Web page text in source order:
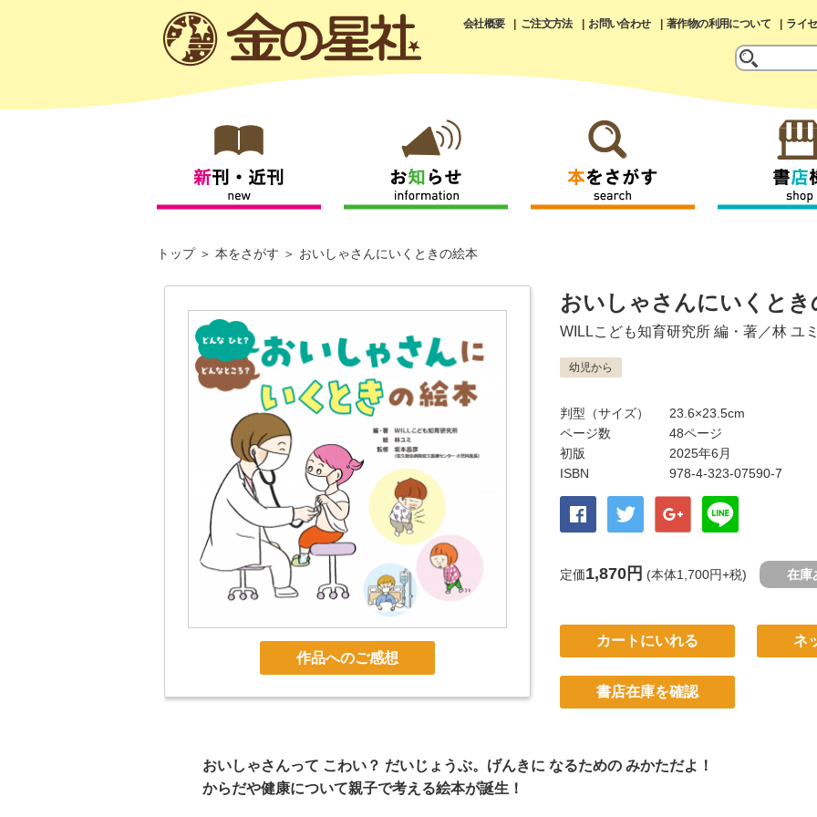
会社概要 ご注文方法 お問い合わせ 著作物の利用について ライ
トップ 本をさがす おいしゃさんにいくときの絵本
作品へのご感想
おいしゃさんにいくとき
WILLこども知育研究所 編・著／林 ユミ
幼児から
判型（サイズ）
23.6×23.5cm
ページ数
48ページ
初版
2025年6月
ISBN
978-4-323-07590-7
定価1,870円 (本体1,700円+税) 在庫
カートにいれる ネ
書店在庫を確認
おいしゃさんって こわい？ だいじょうぶ。げんきに なるための みかただよ！
からだや健康について親子で考える絵本が誕生！